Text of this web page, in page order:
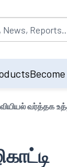
by
வர்த்தக